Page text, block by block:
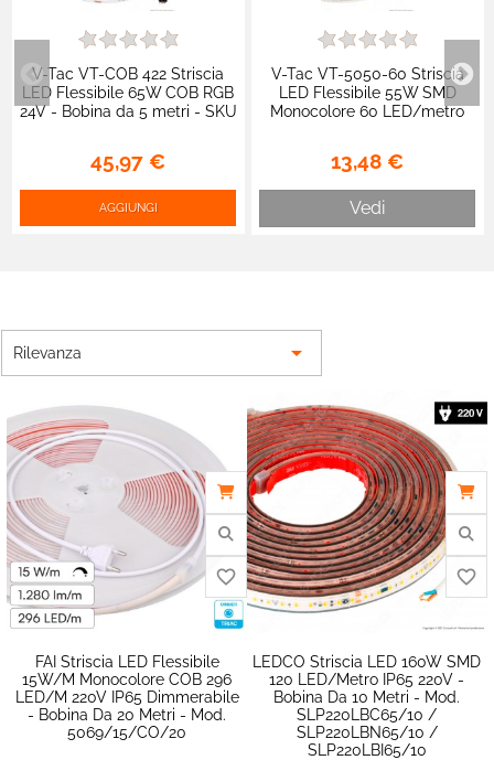
V-Tac VT-COB 422 Striscia
LED Flessibile 65W COB RGB
24V - Bobina da 5 metri - SKU
45,97 €
AGGIUNGI
V-Tac VT-5050-60 Striscia
LED Flessibile 55W SMD
Monocolore 60 LED/metro
13,48 €
Vedi
Rilevanza 
FAI Striscia LED Flessibile
15W/m Monocolore COB 296
LED/m 220V IP65 Dimmerabile
- Bobina Da 20 Metri - Mod.
5069/15/CO/20
LEDCO Striscia LED 160W SMD
120 LED/metro IP65 220V -
Bobina Da 10 Metri - Mod.
SLP220LBC65/10 /
SLP220LBN65/10 /
SLP220LBI65/10